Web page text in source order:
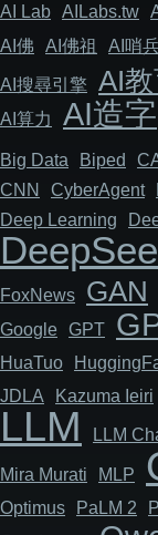
AI Lab AILabs.tw
AI佛
AI佛祖 AI哨
AI搜尋引擎 AI
AI算力 AI造字
Big Data Biped
CNN Cyber​​Agent
Deep Learning
FoxNews
GAN
Google GPT
HuaTuo
JDLA Kazuma Ieiri
LLM LLM
Mira Murati MLP
Optimus PaLM 2